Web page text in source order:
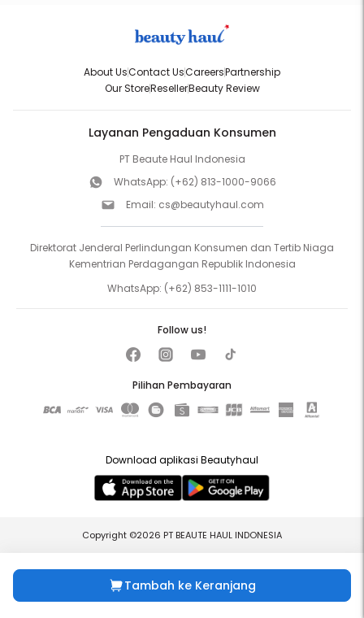
Tambah ke Keranjang
About UsContact UsCareersPartnership
Our StoreResellerBeauty Review
Layanan Pengaduan Konsumen
PT Beaute Haul Indonesia
WhatsApp: (+62) 813-1000-9066
Email: cs@beautyhaul.com
Direktorat Jenderal Perlindungan Konsumen dan Tertib Niaga
Kementrian Perdagangan Republik Indonesia
WhatsApp: (+62) 853-1111-1010
Pilihan Pembayaran
Follow us!
Download aplikasi Beautyhaul
Copyright ©2026 PT BEAUTE HAUL INDONESIA